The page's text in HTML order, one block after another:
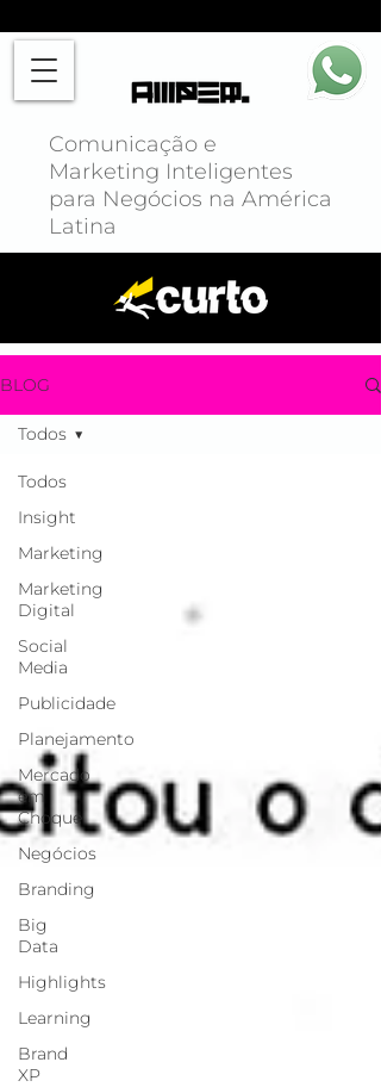
Comunicação e
Marketing Inteligentes
para Negócios na América
Latina
BLOG
Todos
Insight
Marketing
Marketing
Digital
Social
Media
Publicidade
Planejamento
Mercado
em
Choque
Negócios
Branding
Big
Data
Highlights
Learning
Brand
XP
Todos